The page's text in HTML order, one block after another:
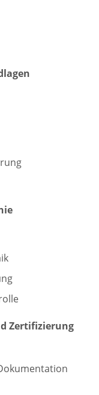
Zertifizierung